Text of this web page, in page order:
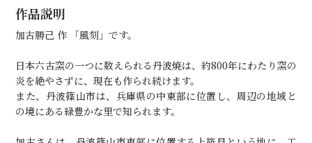
作品説明
加古勝己 作 「風刻」です。
日本六古窯の一つに数えられる丹波焼は、約800年にわたり窯の
炎を絶やさずに、現在も作られ続けます。
また、丹波篠山市は、兵庫県の中東部に位置し、周辺の地域と
の境にある緑豊かな里で知られます。